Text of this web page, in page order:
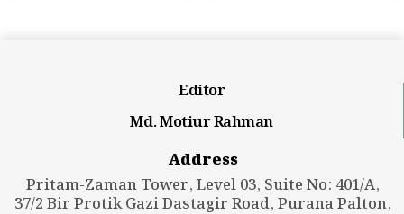
Editor
Md. Motiur Rahman
Address
Pritam-Zaman Tower, Level 03, Suite No: 401/A,
37/2 Bir Protik Gazi Dastagir Road, Purana Palton,